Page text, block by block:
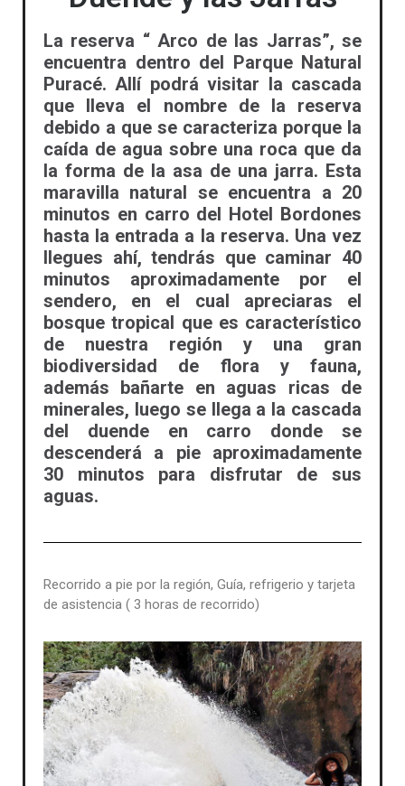
La reserva “ Arco de las Jarras”, se
encuentra dentro del Parque Natural
Puracé. Allí podrá visitar la cascada
que lleva el nombre de la reserva
debido a que se caracteriza porque la
caída de agua sobre una roca que da
la forma de la asa de una jarra. Esta
maravilla natural se encuentra a 20
minutos en carro del Hotel Bordones
hasta la entrada a la reserva. Una vez
llegues ahí, tendrás que caminar 40
minutos aproximadamente por el
sendero, en el cual apreciaras el
bosque tropical que es característico
de nuestra región y una gran
biodiversidad de flora y fauna,
además bañarte en aguas ricas de
minerales, luego se llega a la cascada
del duende en carro donde se
descenderá a pie aproximadamente
30 minutos para disfrutar de sus
aguas.
Recorrido a pie por la región, Guía, refrigerio y tarjeta
de asistencia ( 3 horas de recorrido)